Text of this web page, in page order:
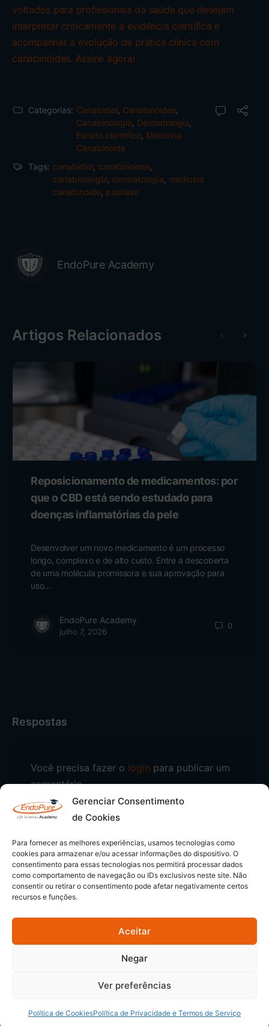
Gerenciar Consentimento
de Cookies
Para fornecer as melhores experiências, usamos tecnologias como
cookies para armazenar e/ou acessar informações do dispositivo. O
consentimento para essas tecnologias nos permitirá processar dados
como comportamento de navegação ou IDs exclusivos neste site. Não
consentir ou retirar o consentimento pode afetar negativamente certos
recursos e funções.
Aceitar
Negar
Ver preferências
Política de CookiesPolítica de Privacidade e Termos de Serviço
voltados para profissionais da saúde que desejam
interpretar criticamente a evidência científica e
acompanhar a evolução da prática clínica com
canabinoides. Assine agora!
Categorias: Canabidiol Canabinoides
Canabinologia Dermatologia
Estudo científico Medicina
Canabinoide
Tags: canabidiol canabinoides
canabinologia dermatologia medicina
canabinoide psoríase
EndoPure Academy
Artigos Relacionados
Reposicionamento de medicamentos: por
que o CBD está sendo estudado para
doenças inflamatórias da pele
Desenvolver um novo medicamento é um processo
longo, complexo e de alto custo. Entre a descoberta
de uma molécula promissora e sua aprovação para
uso…
EndoPure Academy
julho 7, 2026
0
Respostas
Você precisa fazer o login para publicar um
comentário.
© 2026 - EndoPure Academy | CNPJ: 54.349.169/0001-80
Semeando Conhecimentos